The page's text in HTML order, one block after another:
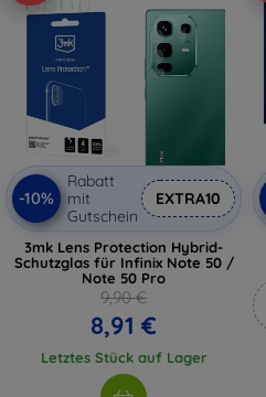
-10%
Rabatt
mit
Gutschein
EXTRA10
3mk Lens Protection Hybrid-
Schutzglas für Infinix Note 50 /
Note 50 Pro
9,90 €
8,91 €
Letztes Stück auf Lager